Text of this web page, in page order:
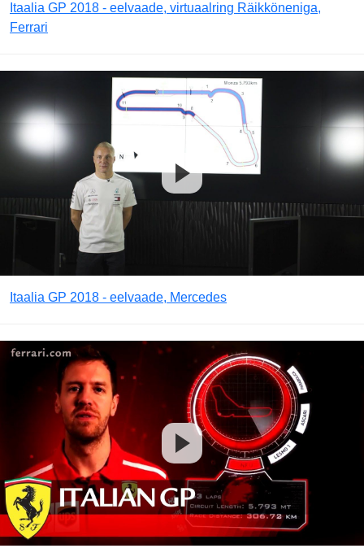
Itaalia GP 2018 - eelvaade, virtuaalring Räikköneniga,
Ferrari
Itaalia GP 2018 - eelvaade, Mercedes